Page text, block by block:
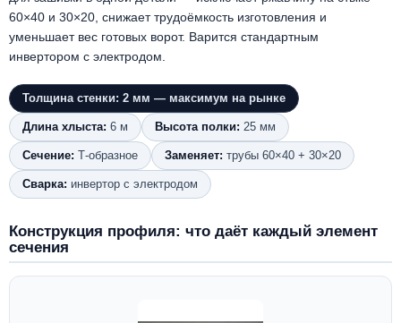
60×40 и 30×20, снижает трудоёмкость изготовления и
уменьшает вес готовых ворот. Варится стандартным
инвертором с электродом.
Толщина стенки: 2 мм — максимум на рынке
Длина хлыста: 6 м Высота полки: 25 мм
Сечение: Т-образное Заменяет: трубы 60×40 + 30×20
Сварка: инвертор с электродом
Конструкция профиля: что даёт каждый элемент
сечения